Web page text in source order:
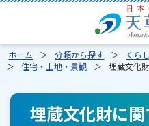
ホーム 分類から探す くら
住宅・土地・景観
埋蔵文化
埋蔵文化財に